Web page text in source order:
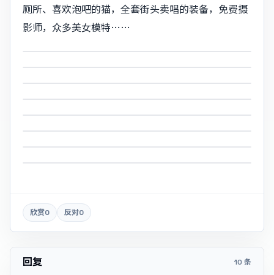
厕所、喜欢泡吧的猫，全套街头卖唱的装备，免费摄
影师，众多美女模特……
欣赏0 反对0
回复 10 条